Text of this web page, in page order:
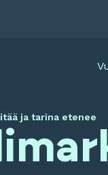
ja tarina etenee